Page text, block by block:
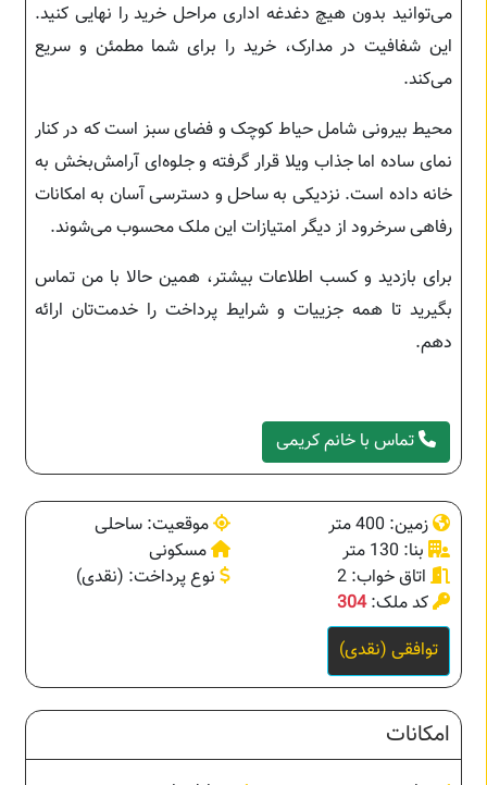
می‌توانید بدون هیچ دغدغه اداری مراحل خرید را نهایی کنید.
این شفافیت در مدارک، خرید را برای شما مطمئن و سریع
می‌کند.
محیط بیرونی شامل حیاط کوچک و فضای سبز است که در کنار
نمای ساده اما جذاب ویلا قرار گرفته و جلوه‌ای آرامش‌بخش به
خانه داده است. نزدیکی به ساحل و دسترسی آسان به امکانات
رفاهی سرخرود از دیگر امتیازات این ملک محسوب می‌شوند.
برای بازدید و کسب اطلاعات بیشتر، همین حالا با من تماس
بگیرید تا همه جزییات و شرایط پرداخت را خدمت‌تان ارائه
دهم.
تماس با خانم کریمی
زمین: 400 متر
موقعیت: ساحلی
بنا: 130 متر
مسکونی
اتاق خواب: 2
نوع پرداخت: (نقدی)
کد ملک:304
توافقی (نقدی)
امکانات